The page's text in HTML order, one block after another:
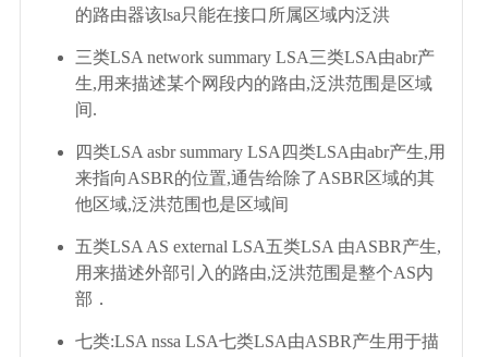
的路由器该lsa只能在接口所属区域内泛洪
三类LSA network summary LSA三类LSA由abr产
生,用来描述某个网段内的路由,泛洪范围是区域
间.
四类LSA asbr summary LSA四类LSA由abr产生,用
来指向ASBR的位置,通告给除了ASBR区域的其
他区域,泛洪范围也是区域间
五类LSA AS external LSA五类LSA 由ASBR产生,
用来描述外部引入的路由,泛洪范围是整个AS内
部．
七类:LSA nssa LSA七类LSA由ASBR产生用于描